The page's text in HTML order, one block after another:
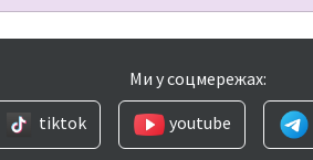
Ми у соцмережах:
tiktok youtube